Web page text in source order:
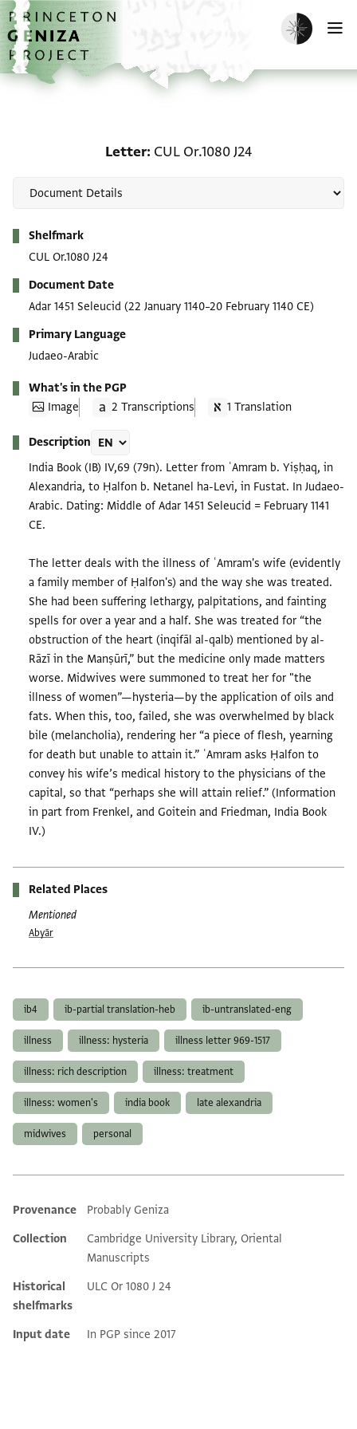
Skip to main content
home
Enable dark
Letter CUL Or.1080 J24
Shelfmark
CUL Or.1080 J24
Document Date
Adar 1451 Seleucid (22 January 1140–20 February 1140 CE)
Primary Language
Judaeo-Arabic
What's in the PGP
Image
2 Transcriptions 1 Translation
Description
India Book (IB) IV,69 (ח79). Letter from ʿAmram b. Yiṣḥaq, in
Alexandria, to Ḥalfon b. Netanel ha-Levi, in Fustat. In Judaeo-
Arabic. Dating: Middle of Adar 1451 Seleucid = February 1141
CE.
The letter deals with the illness of ʿAmram's wife (evidently
a family member of Ḥalfon's) and the way she was treated.
She had been suffering lethargy, palpitations, and fainting
spells for over a year and a half. She was treated for “the
obstruction of the heart (inqifāl al-qalb) mentioned by al-
Rāzī in the Manṣūrī,” but the medicine only made matters
worse. Midwives were summoned to treat her for "the
illness of women”—hysteria—by the application of oils and
fats. When this, too, failed, she was overwhelmed by black
bile (melancholia), rendering her “a piece of flesh, yearning
for death but unable to attain it.” ʿAmram asks Ḥalfon to
convey his wife’s medical history to the physicians of the
capital, so that “perhaps she will attain relief.” (Information
in part from Frenkel, and Goitein and Friedman, India Book
IV.)
Related Places
Mentioned
Abyār
ib4 ib-partial translation-heb ib-untranslated-eng
illness illness: hysteria illness letter 969-1517
illness: rich description illness: treatment
illness: women's india book late alexandria
midwives personal
Additional metadata
Provenance
Probably Geniza
Collection
Cambridge University Library, Oriental
Manuscripts
Historical
shelfmarks
ULC Or 1080 J 24
Input date In PGP since 2017